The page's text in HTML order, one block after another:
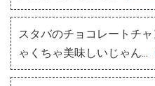
スタバのチョコレートチ
ゃくちゃ美味しいじゃん...